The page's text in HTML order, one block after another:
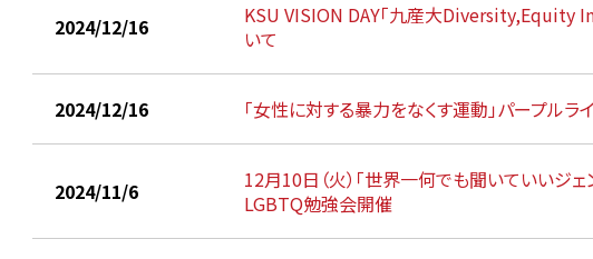
2024/12/16
KSU VISION DAY「九産大Diversity,Equity
いて
2024/12/16 「女性に対する暴力をなくす運動」パープルラ
2024/11/6
12月10日（火）「世界一何でも聞いていいジェ
LGBTQ勉強会開催